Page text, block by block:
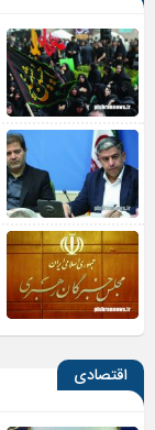
اقتصادی